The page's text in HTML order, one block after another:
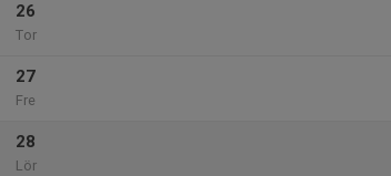
26
Tor
27
Fre
28
Lör